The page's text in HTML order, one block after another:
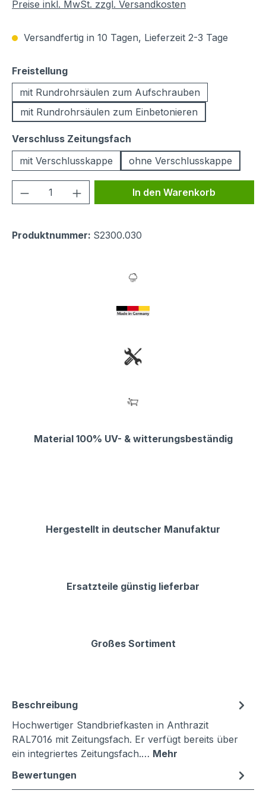
Preise inkl. MwSt. zzgl. Versandkosten
Versandfertig in 10 Tagen, Lieferzeit 2-3 Tage
Freistellungauswählen
mit Rundrohrsäulen zum Aufschrauben
mit Rundrohrsäulen zum Einbetonieren
Verschluss Zeitungsfach
mit Verschlusskappe
ohne Verschlusskappe
Produkt Anzahl: Gib denIn den Warenkorb
Produktnummer: S2300.030
Material 100% UV- & witterungsbeständig
Hergestellt in deutscher Manufaktur
Ersatzteile günstig lieferbar
Großes Sortiment
Beschreibung
Hochwertiger Standbriefkasten in Anthrazit
RAL7016 mit Zeitungsfach. Er verfügt bereits über
ein integriertes Zeitungsfach.… Mehr
Bewertungen